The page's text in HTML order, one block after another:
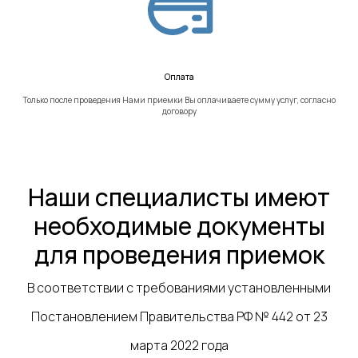
Оплата
Только после проведения Нами приемки Вы оплачиваете сумму услуг, согласно
договору
Наши специалисты имеют
необходимые документы
для проведения приемок
В соответствии с требованиями установленными
Постановлением Правительства РФ № 442 от 23
марта 2022 года